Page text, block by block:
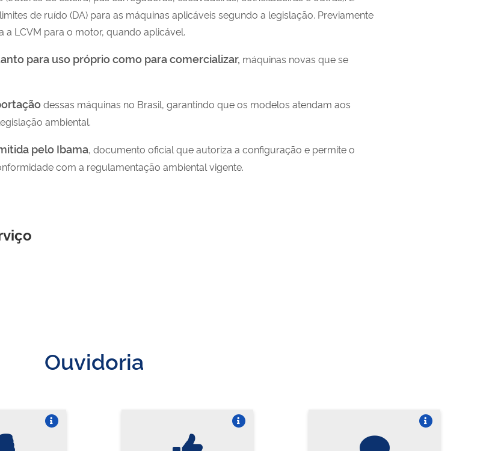
de ruído (DA) para as máquinas aplicáveis segundo a legislação. Previamente
LCVM para o motor, quando aplicável.
para uso próprio como para comercializar, máquinas novas que se
dessas máquinas no Brasil, garantindo que os modelos atendam aos
ambiental.
pelo Ibama, documento oficial que autoriza a configuração e permite o
com a regulamentação ambiental vigente.
Ouvidoria